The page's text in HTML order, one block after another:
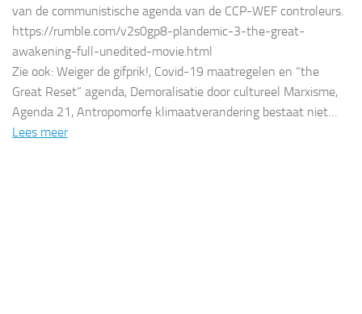
van de communistische agenda van de CCP-WEF controleurs.
https://rumble.com/v2s0gp8-plandemic-3-the-great-
awakening-full-unedited-movie.html
Zie ook: Weiger de gifprik!, Covid-19 maatregelen en “the
Great Reset” agenda, Demoralisatie door cultureel Marxisme,
Agenda 21, Antropomorfe klimaatverandering bestaat niet…
Lees meer